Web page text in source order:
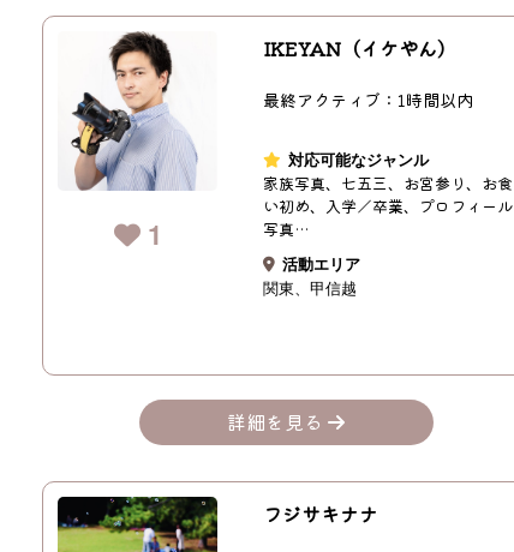
1
IKEYAN（イケやん）
最終アクティブ：1時間以内
対応可能なジャンル
家族写真、七五三、お宮参り、お食
い初め、入学／卒業、プロフィール
写真…
活動エリア
関東
甲信越
詳細を見る
フジサキナナ